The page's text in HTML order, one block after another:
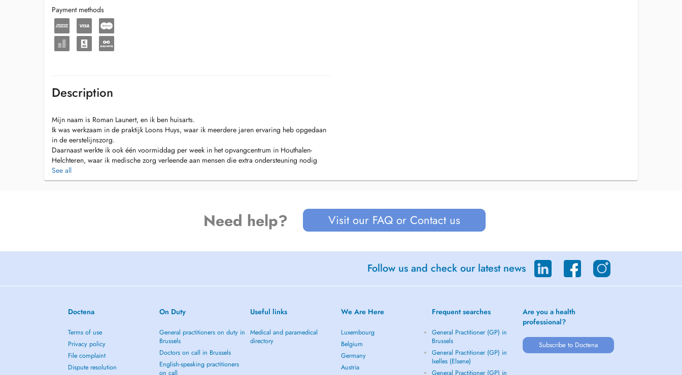
Payment methods
Description
Mijn naam is Roman Launert, en ik ben huisarts.
Ik was werkzaam in de praktijk Loons Huys, waar ik meerdere jaren ervaring heb opgedaan
in de eerstelijnszorg.
Daarnaast werkte ik ook één voormiddag per week in het opvangcentrum in Houthalen-
Helchteren, waar ik medische zorg verleende aan mensen die extra ondersteuning nodig
hadden.
Deze ervaring heeft mijn brede kijk op gezondheid en welzijn verder versterkt.
Ik streef ernaar om patiënten op een toegankelijke, persoonlijke en professionele manier te
See all
Need help? Visit our FAQ or Contact us
Follow us and check our latest news
Doctena
Terms of use
Privacy policy
File complaint
Dispute resolution
On Duty
General practitioners on duty in
Brussels
Doctors on call in Brussels
English-speaking practitioners
on call
Useful links
Medical and paramedical
directory
We Are Here
Luxembourg
Belgium
Germany
Austria
Frequent searches
General Practitioner (GP) in
Brussels
General Practitioner (GP) in
Ixelles (Elsene)
General Practitioner (GP) in
Are you a health
professional?
Subscribe to Doctena